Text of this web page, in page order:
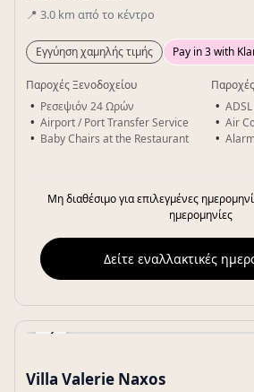
📍 3.0 km από το κέντρο
Εγγύηση χαμηλής τιμής Pay in 3 with
Παροχές Ξενοδοχείου
Ρεσεψιόν 24 Ωρών
Airport / Port Transfer Service
Baby Chairs at the Restaurant
Air
Μη διαθέσιμο για επιλεγμένες
ημερομηνίες
Δείτε εναλλακτικές
‹
Villa Valerie Naxos